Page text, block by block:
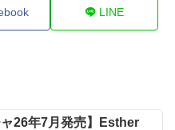
LINE
ャ26年7月発売】Esther